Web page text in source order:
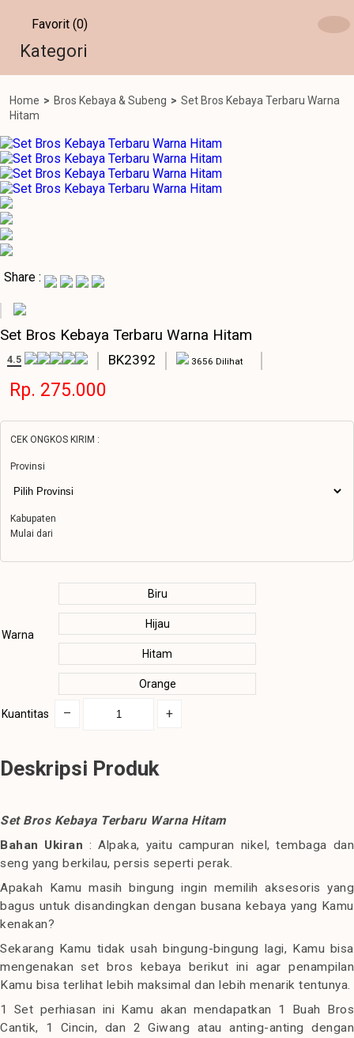
Kategori
Home > Bros Kebaya & Subeng > Set Bros Kebaya Terbaru Warna
Hitam
Share :
Favorit (0)
Set Bros Kebaya Terbaru Warna Hitam
4.5 BK2392 3656 Dilihat
Rp. 275.000
CEK ONGKOS KIRIM :
Provinsi
Kabupaten
Mulai dari
Warna
Biru
Hijau
Hitam
Orange
Kuantitas – +
Deskripsi Produk
Set Bros Kebaya Terbaru Warna Hitam
Bahan Ukiran : Alpaka, yaitu campuran nikel, tembaga dan
seng yang berkilau, persis seperti perak.
Apakah Kamu masih bingung ingin memilih aksesoris yang
bagus untuk disandingkan dengan busana kebaya yang Kamu
kenakan?
Sekarang Kamu tidak usah bingung-bingung lagi, Kamu bisa
mengenakan set bros kebaya berikut ini agar penampilan
Kamu bisa terlihat lebih maksimal dan lebih menarik tentunya.
1 Set perhiasan ini Kamu akan mendapatkan 1 Buah Bros
Cantik, 1 Cincin, dan 2 Giwang atau anting-anting dengan